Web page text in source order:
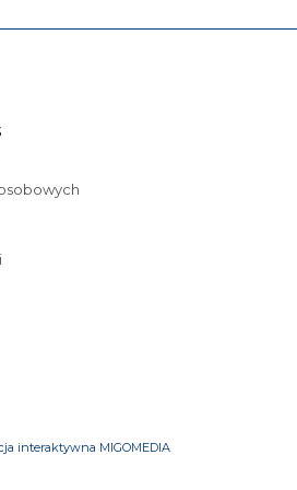
interaktywna MIGOMEDIA